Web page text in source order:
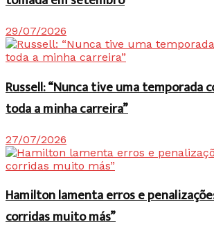
29/07/2026
Russell: “Nunca tive uma temporada
toda a minha carreira”
27/07/2026
Hamilton lamenta erros e
corridas muito más”